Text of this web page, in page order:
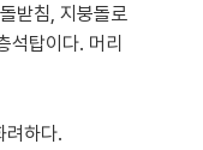
받침, 지붕돌로
석탑이다. 머리
려하다.